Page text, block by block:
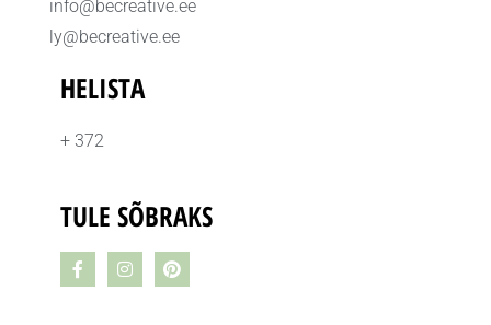
info@becreative.ee
ly@becreative.ee
HELISTA
+ 372
TULE SÕBRAKS